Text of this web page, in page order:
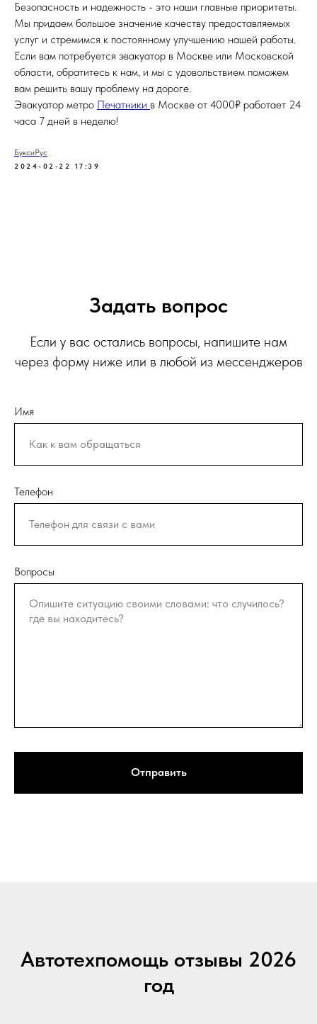
Безопасность и надежность - это наши главные приоритеты.
Мы придаем большое значение качеству предоставляемых
услуг и стремимся к постоянному улучшению нашей работы.
Если вам потребуется эвакуатор в Москве или Московской
области, обратитесь к нам, и мы с удовольствием поможем
вам решить вашу проблему на дороге.
Эвакуатор метро Печатники в Москве от 4000₽ работает 24
часа 7 дней в неделю!
БуксиРус
2024-02-22 17:39
Задать вопрос
Если у вас остались вопросы, напишите нам
через форму ниже или в любой из мессенджеров
Имя
Телефон
Вопросы
Отправить
Автотехпомощь отзывы 2026
год